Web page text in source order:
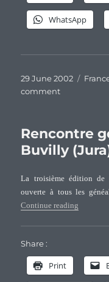
WhatsApp
Posted
on
29 June 2002
commenton
Meeting
the
of
Pasteur
families
Rencontre
Buvilly
La troisième édition de
ouverte à tous les
Continue reading
Share :
Print